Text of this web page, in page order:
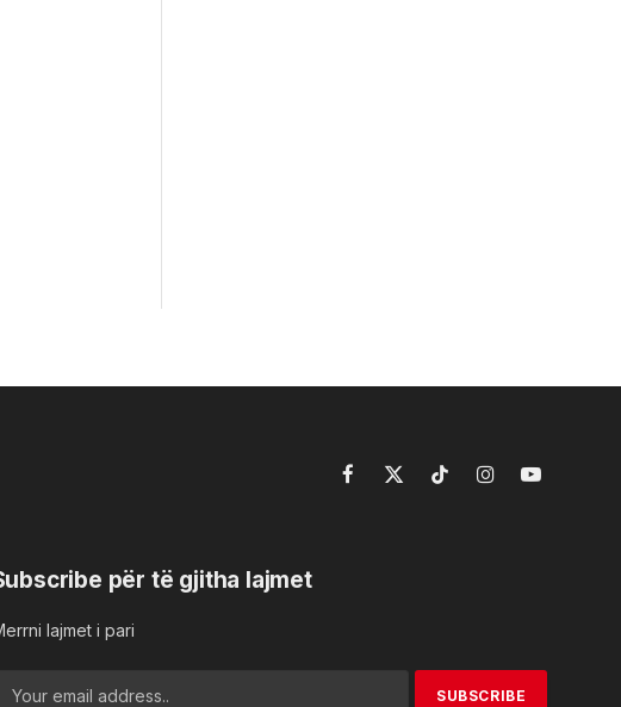
Facebook
X
TikTokInstagramYouTube
për të gjitha lajmet
lajmet i pari